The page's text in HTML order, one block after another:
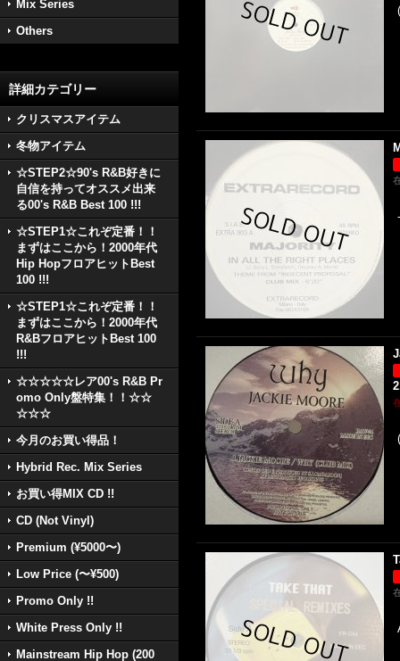
Mix Series
Others
詳細カテゴリー
クリスマスアイテム
冬物アイテム
☆STEP2☆90's R&B好きに
自信を持ってオススメ出来
る00's R&B Best 100 !!!
☆STEP1☆これぞ定番！！
まずはここから！2000年代
Hip HopフロアヒットBest
100 !!!
☆STEP1☆これぞ定番！！
まずはここから！2000年代
R&BフロアヒットBest 100
!!!
☆☆☆☆☆レア00's R&B Pr
omo Only盤特集！！☆☆
☆☆☆
今月のお買い得品！
Hybrid Rec. Mix Series
お買い得MIX CD !!
CD (Not Vinyl)
Premium (¥5000〜)
Low Price (〜¥500)
Promo Only !!
White Press Only !!
Mainstream Hip Hop (200